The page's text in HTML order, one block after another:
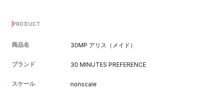
PRODUCT
商品名 30MP アリス（メイド）
ブランド 30 MINUTES PREFERENCE
スケール nonscale